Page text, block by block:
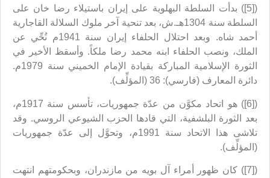
([5]) بدأت السلطة البهلوية على إيران باستيلاء رضا خان على
السلطة سنة 1304هـ.ش، بعد تنحية آخر ملوك السلالة القاجارية
أحمد شاه. وبعد احتلال الحلفاء إيران سنة 1941م نُحِّي عن
الملك، ونصب الحلفاء ابنه محمد رضا ملكاً. وأسقظ الأخير في
الثورة الإسلامية المباركة بقيادة الإمام الخميني سنة 1979م.
دائرة المعارف (فارسي): 36 (المؤلِّف).
([6]) هو اتحاد مكوَّن من عدّة جمهوريات، تأسس سنة 1917م،
بعد الثورة البلشفية، التي قادها الحزب الشيوعي الروسي. وقد
تلاشى هذا الاتحاد سنة 1991م، وتحوَّل إلى عدّة جمهوريات
(المؤلِّف).
([7]) كان ظهور أمراء آل بويه من مازندران، وبحكومتهم انتهت